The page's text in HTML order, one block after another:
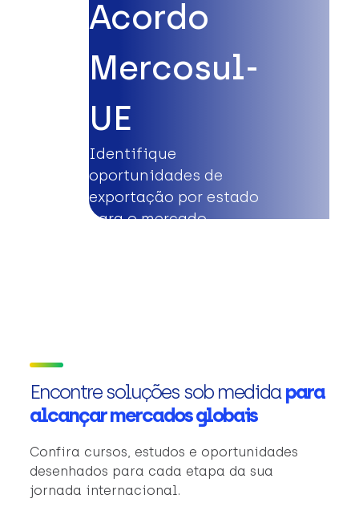
Acordo
Mercosul-
UE
Identifique
oportunidades de
exportação por estado
para o mercado
Encontre soluções sob medidapara
alcançar mercados globais
Confira cursos, estudos e oportunidades
desenhados para cada etapa da sua
jornada internacional.